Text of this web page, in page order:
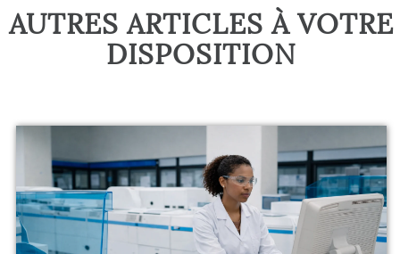
AUTRES ARTICLES À VOTRE
DISPOSITION